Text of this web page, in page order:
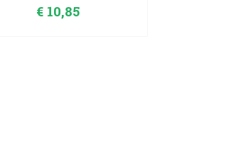
€ 10,85